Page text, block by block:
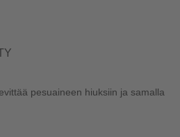
pesuaineen hiuksiin ja samalla